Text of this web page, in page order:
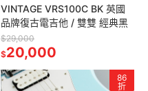
VINTAGE VRS100C BK 英國
品牌復古電吉他 / 雙雙 經典黑
$29,000
$20,000
86
折